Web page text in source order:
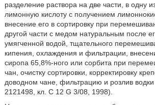
разделение раствора на две части, в одну
лимонную кислоту с получением
внесение его в сортировку при
другой части с медом натуральным после
умягченной водой, тщательного
кипения, охлаждения и фильтрации,
сиропа 65,8%-ного или сорбита при
чан, очистку сортировки, корректировку
доводном чане, фильтрацию и розлив водки
2121498, кл. C 12 G 3/08, 1998).